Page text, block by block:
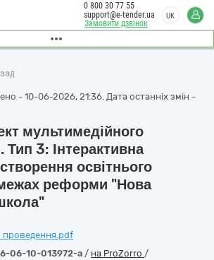
Замовити дзвінок
0 800 30 77 55
support@e-tender.ua
UK
- 10-06-2026, 21:36. Дата останніх змін -
мультимедійного
3: Інтерактивна
освітнього
реформи "Нова
06-10-013972-a/ на ProZorro /